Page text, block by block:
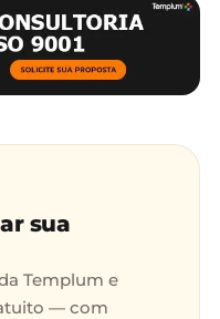
sua
Templum e
— com